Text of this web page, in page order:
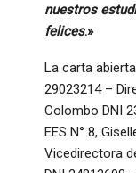
nuestros
felices.»
La carta
29023214 –
Colombo DNI
EES N° 8,
Vicedirectora